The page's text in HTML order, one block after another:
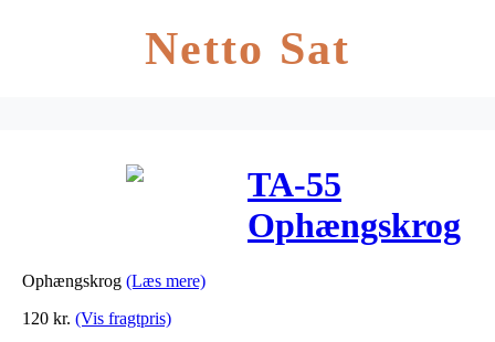
Netto Sat
TA-55
Ophængskrog
Ophængskrog (Læs mere)
120 kr. (Vis fragtpris)